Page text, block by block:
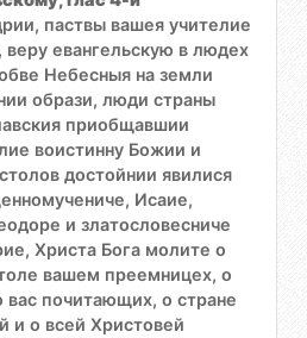
паствы вашея учителие
евангельскую в людех
Небесныя на земли
образи, люди страны
приобщавшии
воистинну Божии и
достойнии явилися
Исаие,
и златословесниче
Христа Бога молите о
вашем преемницех, о
вас почитающих, о стране
и о всей Христовей